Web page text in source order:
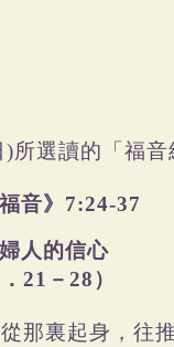
)所選讀的「福
福音》7:24-37
人的信心
21－28）
那裏起身，往